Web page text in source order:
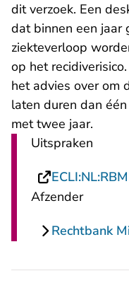
dit verzoek. Een
dat binnen een jaar
ziekteverloop
op het
het advies over om
laten duren dan
met twee jaar.
Uitspraken
Afzender
Rechtbank